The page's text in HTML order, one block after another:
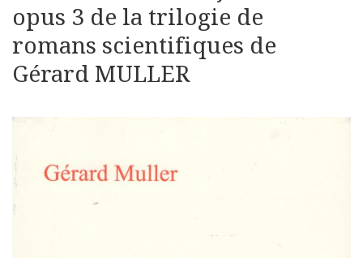
opus 3 de la trilogie de
romans scientifiques de
Gérard MULLER